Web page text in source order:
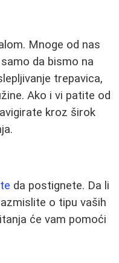
Mnoge od nas
da bismo na
trepavica,
Ako i vi patite od
kroz širok
da postignete. Da li
o tipu vaših
će vam pomoći